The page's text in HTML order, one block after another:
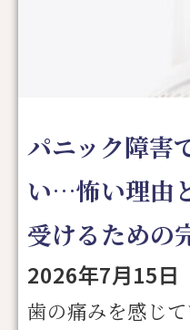
パニック障害
い…怖い理由
受けるための
2026年7月15日
歯の痛みを感じ